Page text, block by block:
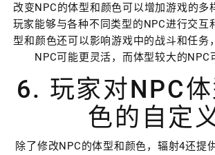
改变NPC的体型和颜色可以增加游戏的多
玩家能够与各种不同类型的NPC进行交互
型和颜色还可以影响游戏中的战斗和任务
NPC可能更灵活，而体型较大的NPC
6. 玩家对NPC
色的自定
除了修改NPC的体型和颜色，辐射4还提